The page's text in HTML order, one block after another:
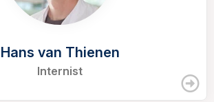
Hans van Thienen
Internist